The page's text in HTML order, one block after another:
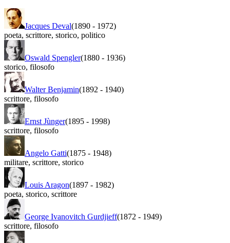
Jacques Deval(1890 - 1972)
poeta, scrittore, storico, politico
Oswald Spengler(1880 - 1936)
storico, filosofo
Walter Benjamin(1892 - 1940)
scrittore, filosofo
Ernst Jùnger(1895 - 1998)
scrittore, filosofo
Angelo Gatti(1875 - 1948)
militare, scrittore, storico
Louis Aragon(1897 - 1982)
poeta, storico, scrittore
George Ivanovitch Gurdjieff(1872 - 1949)
scrittore, filosofo